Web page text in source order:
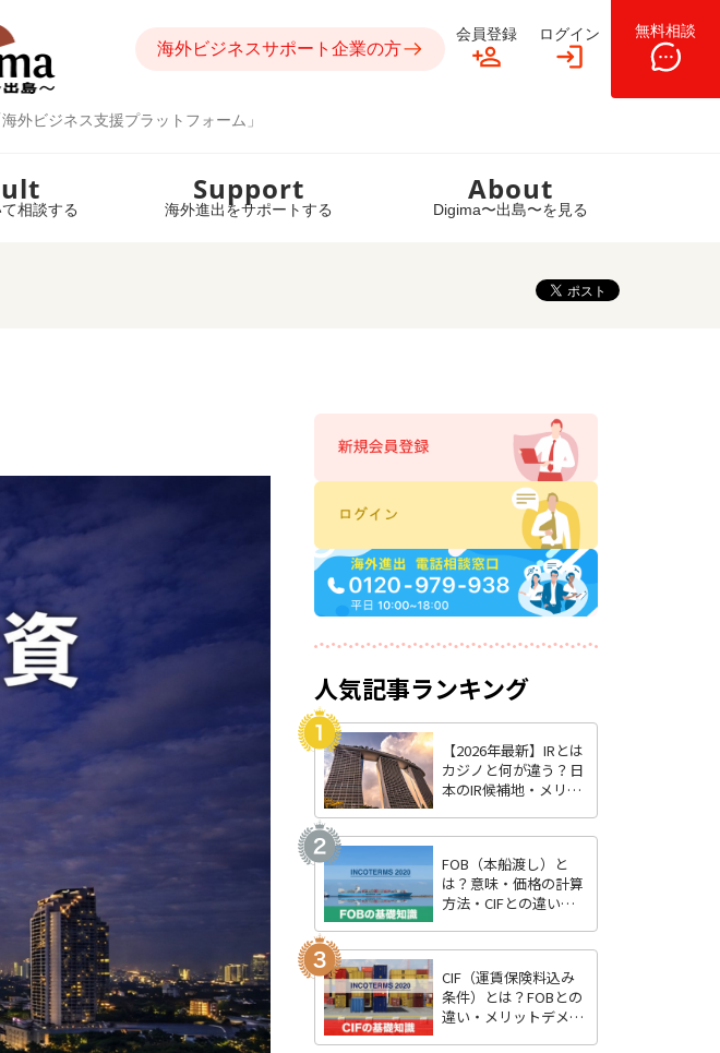
外ビジネス支援プラットフォーム」
海外ビジネスサポート企業の方
会員登録 ログイン 無料相談
相談する
Support
海外進出をサポートする
About
Digima〜出島〜を見る
人気記事ランキング
【2026年最新】IRとは
カジノと何が違う？日
本のIR候補地・メリッ
FOB（本船渡し）と
は？意味・価格の計算
方法・CIFとの違いを
CIF（運賃保険料込み
条件）とは？FOBとの
違い・メリットデメリ